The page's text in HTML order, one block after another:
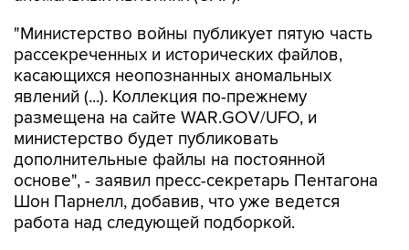
"Министерство войны публикует пятую часть
рассекреченных и исторических файлов,
касающихся неопознанных аномальных
явлений (...). Коллекция по-прежнему
размещена на сайте WAR.GOV/UFO, и
министерство будет публиковать
дополнительные файлы на постоянной
основе", - заявил пресс-секретарь Пентагона
Шон Парнелл, добавив, что уже ведется
работа над следующей подборкой.